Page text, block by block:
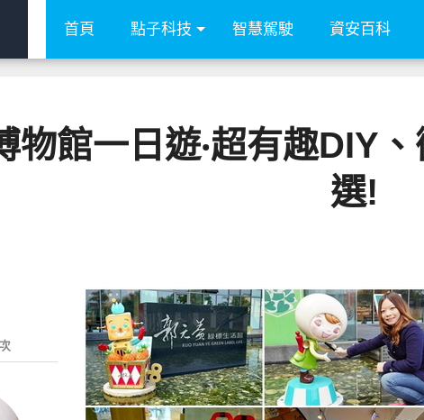
首頁 點子科技 智慧駕駛 資安百科
物館一日遊‧超有趣DIY
選!